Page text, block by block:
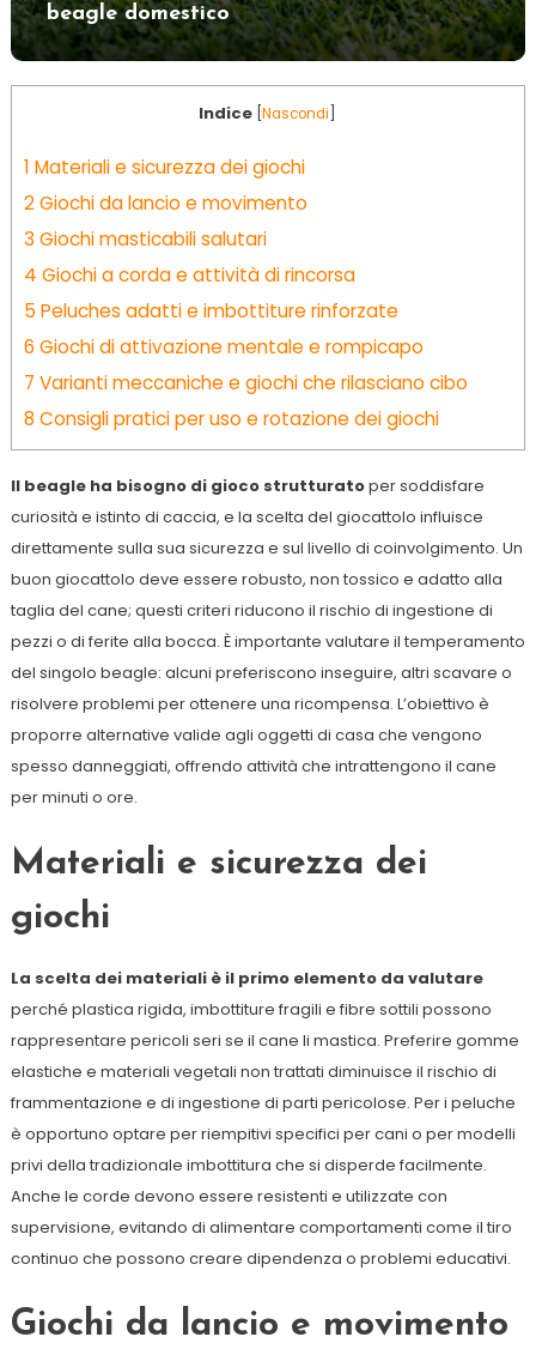
beagle domestico
Indice [Nascondi
1 Materiali e sicurezza dei giochi
2Giochi da lancio e movimento
3 Giochi masticabili salutari
4 Giochi a corda e attività di rincorsa
5 Peluches adatti e imbottiture rinforzate
6 Giochi di attivazione mentale e rompicapo
7 Varianti meccaniche e giochi che rilasciano cibo
8Consigli pratici per uso e rotazione dei giochi
Il beagle ha bisogno di gioco strutturatoper soddisfare
curiosità e istinto di caccia, e la scelta del giocattolo influisce
direttamente sulla sua sicurezza e sul livello di coinvolgimento. Un
buon giocattolo deve essere robusto, non tossico e adatto alla
taglia del cane; questi criteri riducono il rischio di ingestione di
pezzi o di ferite alla bocca. È importante valutare il temperamento
del singolo beagle: alcuni preferiscono inseguire, altri scavare o
risolvere problemi per ottenere una ricompensa. L’obiettivo è
proporre alternative valide agli oggetti di casa che vengono
spesso danneggiati, offrendo attività che intrattengono il cane
per minuti o ore.
Materiali e sicurezza dei
giochi
La scelta dei materiali è il primo elemento da valutare
perché plastica rigida, imbottiture fragili e fibre sottili possono
rappresentare pericoli seri se il cane li mastica. Preferire gomme
elastiche e materiali vegetali non trattati diminuisce il rischio di
frammentazione e di ingestione di parti pericolose. Per i peluche
è opportuno optare per riempitivi specifici per cani o per modelli
privi della tradizionale imbottitura che si disperde facilmente.
Anche le corde devono essere resistenti e utilizzate con
supervisione, evitando di alimentare comportamenti come il tiro
continuo che possono creare dipendenza o problemi educativi.
Giochi da lancio e movimento